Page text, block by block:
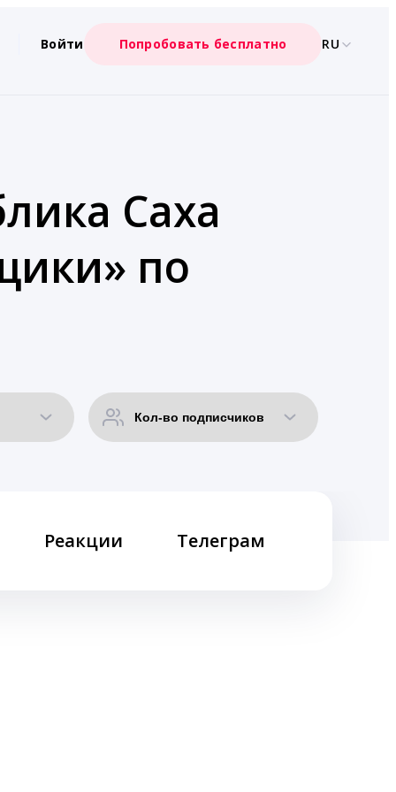
Войти Попробовать бесплатно RU
Саха
по
Реакции Телеграм